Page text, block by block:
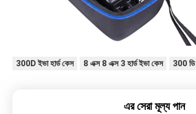
300D ইভা হার্ড কেস 8 এক্স 8 এক্স 3 হার্ড ইভা কেস 300 ডি
এর সেরা মূল্য পান